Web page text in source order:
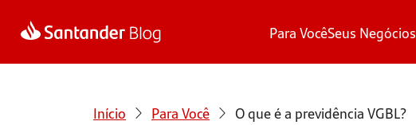
Para VocêSeus Negócios
Início Para Você O que é a previdência VGBL?